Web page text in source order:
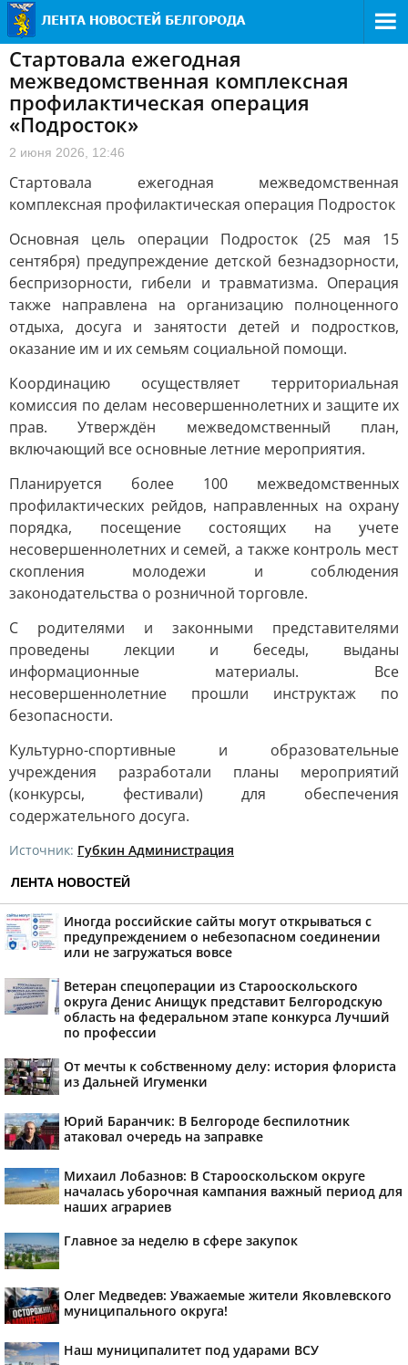
Стартовала ежегодная
межведомственная комплексная
профилактическая операция
«Подросток»
2 июня 2026, 12:46
Стартовала ежегодная межведомственная
комплексная профилактическая операция Подросток
Основная цель операции Подросток (25 мая 15
сентября) предупреждение детской безнадзорности,
беспризорности, гибели и травматизма. Операция
также направлена на организацию полноценного
отдыха, досуга и занятости детей и подростков,
оказание им и их семьям социальной помощи.
Координацию осуществляет территориальная
комиссия по делам несовершеннолетних и защите их
прав. Утверждён межведомственный план,
включающий все основные летние мероприятия.
Планируется более 100 межведомственных
профилактических рейдов, направленных на охрану
порядка, посещение состоящих на учете
несовершеннолетних и семей, а также контроль мест
скопления молодежи и соблюдения
законодательства о розничной торговле.
С родителями и законными представителями
проведены лекции и беседы, выданы
информационные материалы. Все
несовершеннолетние прошли инструктаж по
безопасности.
Культурно-спортивные и образовательные
учреждения разработали планы мероприятий
(конкурсы, фестивали) для обеспечения
содержательного досуга.
Источник: Губкин Администрация
ЛЕНТА НОВОСТЕЙ
Иногда российские сайты могут открываться с
предупреждением о небезопасном соединении
или не загружаться вовсе
Ветеран спецоперации из Старооскольского
округа Денис Анищук представит Белгородскую
область на федеральном этапе конкурса Лучший
по профессии
От мечты к собственному делу: история флориста
из Дальней Игуменки
Юрий Баранчик: В Белгороде беспилотник
атаковал очередь на заправке
Михаил Лобазнов: В Старооскольском округе
началась уборочная кампания важный период для
наших аграриев
Главное за неделю в сфере закупок
Олег Медведев: Уважаемые жители Яковлевского
муниципального округа!
Наш муниципалитет под ударами ВСУ